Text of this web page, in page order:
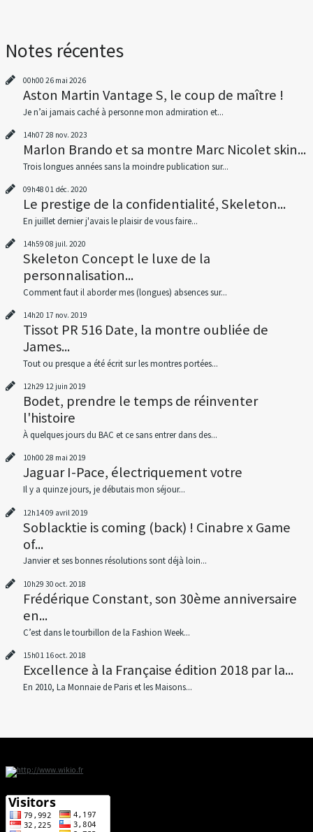
Notes récentes
00h00 26 mai 2026
Aston Martin Vantage S, le coup de maître !
Je n’ai jamais caché à personne mon admiration et...
14h07 28 nov. 2023
Marlon Brando et sa montre Marc Nicolet skin...
Trois longues années sans la moindre publication sur...
09h48 01 déc. 2020
Le prestige de la confidentialité, Skeleton...
En juillet dernier j'avais le plaisir de vous faire...
14h59 08 juil. 2020
Skeleton Concept le luxe de la
personnalisation...
Comment faut il aborder mes (longues) absences sur...
14h20 17 nov. 2019
Tissot PR 516 Date, la montre oubliée de
James...
Tout ou presque a été écrit sur les montres portées...
12h29 12 juin 2019
Bodet, prendre le temps de réinventer
l'histoire
À quelques jours du BAC et ce sans entrer dans des...
10h00 28 mai 2019
Jaguar I-Pace, électriquement votre
Il y a quinze jours, je débutais mon séjour...
12h1409 avril 2019
Soblacktie is coming (back) ! Cinabre x Game
of...
Janvier et ses bonnes résolutions sont déjà loin...
10h29 30 oct. 2018
Frédérique Constant, son 30ème anniversaire
en...
C’est dans le tourbillon de la Fashion Week...
15h01 16oct. 2018
Excellence à la Française édition 2018 par la...
En 2010, La Monnaie de Paris et les Maisons...